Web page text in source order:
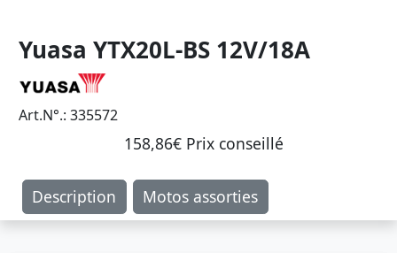
Yuasa YTX20L-BS 12V/18A
Art.N°.: 335572
158,86€ Prix ​​conseillé
Description Motos assorties